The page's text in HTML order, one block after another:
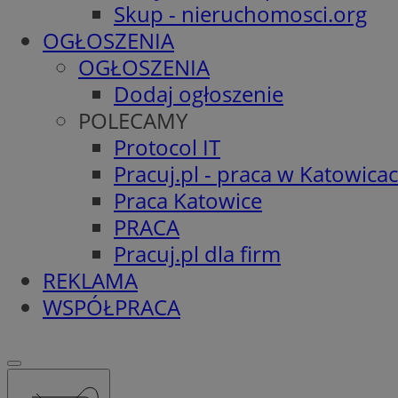
Skup - nieruchomosci.org
OGŁOSZENIA
OGŁOSZENIA
Dodaj ogłoszenie
POLECAMY
Protocol IT
Pracuj.pl - praca w
Praca Katowice
PRACA
Pracuj.pl dla firm
REKLAMA
WSPÓŁPRACA